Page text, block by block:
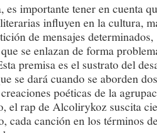
es importante tener en cuenta
influyen en la cultura,
de mensajes
se enlazan de forma
premisa es el sustrato del
se dará cuando se aborden
poéticas de la
el rap de Alcolirykoz suscita
cada canción en los términos